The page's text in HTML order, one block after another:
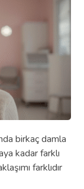
birkaç damla
kadar farklı
farklıdır